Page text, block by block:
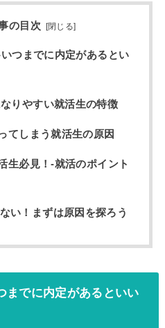
の目次 [閉じる]
つまでに内定があるとい
りやすい就活生の特徴
てしまう就活生の原因
生必見！-就活のポイント
い！まずは原因を探ろう
までに内定があるといい